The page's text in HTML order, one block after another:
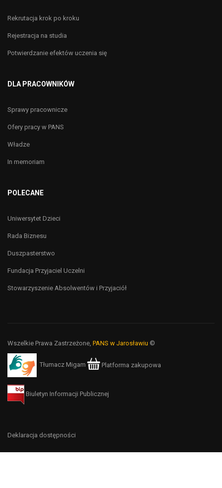
Rekrutacja krok po kroku
Rejestracja na studia
Potwierdzanie efektów uczenia się
DLA PRACOWNIKÓW
Sprawy pracownicze
Ofery pracy w PANS
Władze
In memoriam
POLECANE
Uniwersytet Dzieci
Rada Biznesu
Duszpasterstwo
Fundacja Przyjaciel Uczelni
Stowarzyszenie Absolwentów i Przyjaciół
Wszelkie Prawa Zastrzeżone, PANS w Jarosławiu ©
Tłumacz Migam Platforma zakupowa
Biuletyn Informacji Publicznej
Deklaracja dostępności